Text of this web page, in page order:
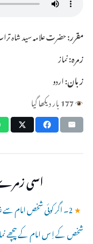
مقرر:حضرت علامہ سید شاہ
زمرہ:نماز
زبان:اردو
177بار دیکھا گیا
اسی
★ 2۔ اگر کوئی شخص امام سے
شخص کے اِ س امام کے پیچھے